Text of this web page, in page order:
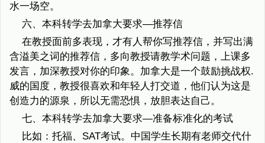
水一场空。
六、本科转学去加拿大要求—推荐信
在教授面前多表现，才有人帮你写推荐信，并写出满
含溢美之词的推荐信，多向教授请教学术问题，上课多
发言，加深教授对你的印象。加拿大是一个鼓励挑战权.
威的国度，教授很喜欢和年轻人打交道，他们认为这是
创造力的源泉，所以无需恐惧，放胆表达自己。
七、本科转学去加拿大要求—准备标准化的考试
比如：托福、SAT考试。中国学生长期有老师交代什